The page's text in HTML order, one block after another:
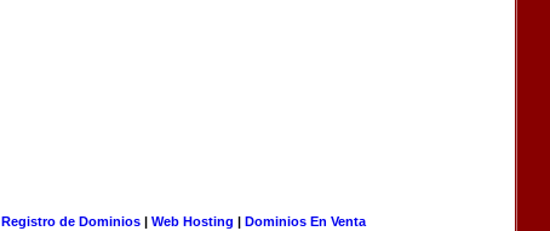
Registro de Dominios| Web Hosting | Dominios En Venta